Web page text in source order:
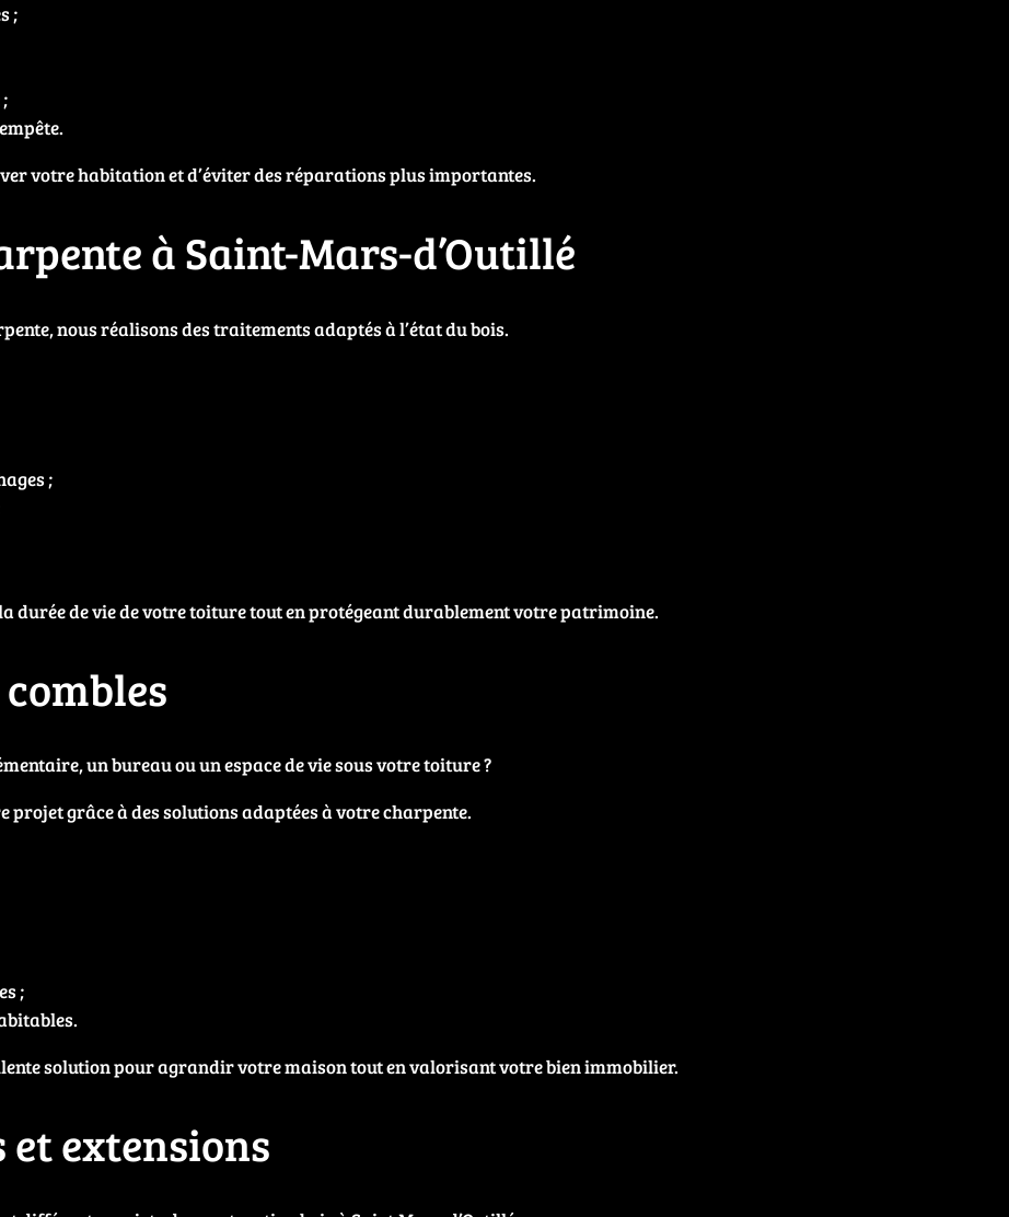
;
votre habitation et d’éviter des réparations plus importantes.
à Saint-Mars-d’Outillé
nous réalisons des traitements adaptés à l’état du bois.
;
durée de vie de votre toiture tout en protégeant durablement votre patrimoine.
un bureau ou un espace de vie sous votre toiture ?
projet grâce à des solutions adaptées à votre charpente.
;
solution pour agrandir votre maison tout en valorisant votre bien immobilier.
extensions